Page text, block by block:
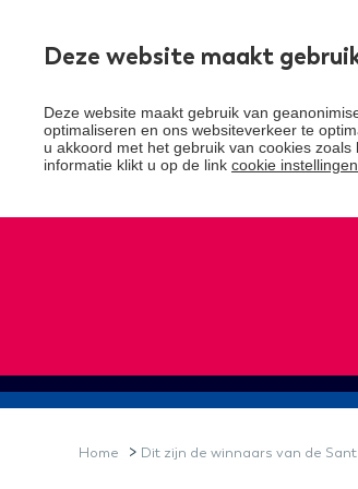
Deze website maakt
Deze website maakt gebruik van
optimaliseren en ons websiteverkeer te
u akkoord met het gebruik van cookies
informatie klikt u op de link cookie instellingen
Home > Dit zijn de winnaars van de